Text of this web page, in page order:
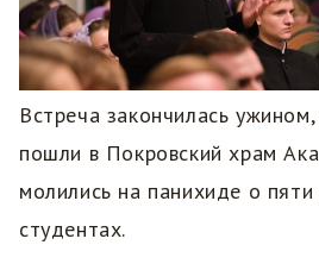
Встреча закончилась
пошли в Покровский храм
молились на панихиде о
студентах.